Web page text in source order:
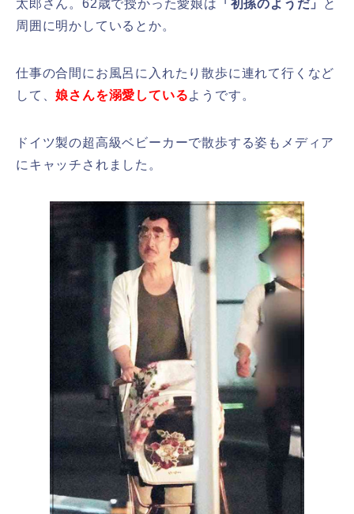
太郎さん。62歳で授かった愛娘は 「初孫のようだ」
と
周囲に明かしているとか。
仕事の合間にお風呂に入れたり散歩に連れて行くなど
して、娘さんを溺愛しているようです。
ドイツ製の超高級ベビーカーで散歩する姿もメディア
にキャッチされました。